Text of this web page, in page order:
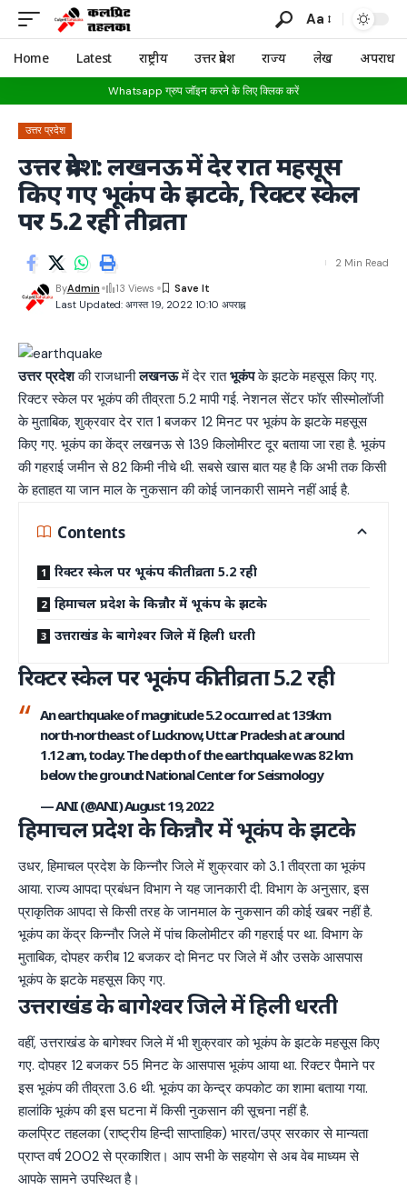
Aa
Home Latest राष्ट्रीय उत्तर प्रदेश राज्य लेख अपराध
Whatsapp ग्रुप जॉइन करने के लिए क्लिक करें
उत्तर प्रदेश
उत्तर प्रदेश: लखनऊ में देर रात महसूस
किए गए भूकंप के झटके, रिक्टर स्केल
पर 5.2 रही तीव्रता
Last Updated: अगस्त 19, 2022 10:10 अपराह्न
ByAdmin 13 Views
2 Min Read
उत्तर प्रदेशकी राजधानीलखनऊमें देर रातभूकंपके झटके महसूस किए गए.
रिक्टर स्केल पर भूकंप की तीव्रता 5.2 मापी गई. नेशनल सेंटर फॉर सीस्मोलॉजी
के मुताबिक, शुक्रवार देर रात 1 बजकर 12 मिनट पर भूकंप के झटके महसूस
किए गए. भूकंप का केंद्र लखनऊ से 139 किलोमीरट दूर बताया जा रहा है. भूकंप
की गहराई जमीन से 82 किमी नीचे थी. सबसे खास बात यह है कि अभी तक किसी
के हताहत या जान माल के नुकसान की कोई जानकारी सामने नहीं आई है.
Contents
रिक्टर स्केल पर भूकंप की तीव्रता 5.2 रही
हिमाचल प्रदेश के किन्नौर में भूकंप के झटके
उत्तराखंड के बागेश्वर जिले में हिली धरती
रिक्टर स्केल पर भूकंप की तीव्रता 5.2 रही
An earthquake of magnitude 5.2 occurred at 139km
north-northeast of Lucknow, Uttar Pradesh at around
1.12 am, today. The depth of the earthquake was 82 km
below the ground: National Center for Seismology
— ANI (@ANI)August 19, 2022
हिमाचल प्रदेश के किन्नौर में भूकंप के झटके
उधर, हिमाचल प्रदेश के किन्नौर जिले में शुक्रवार को 3.1 तीव्रता का भूकंप
आया. राज्य आपदा प्रबंधन विभाग ने यह जानकारी दी. विभाग के अनुसार, इस
प्राकृतिक आपदा से किसी तरह के जानमाल के नुकसान की कोई खबर नहीं है.
भूकंप का केंद्र किन्नौर जिले में पांच किलोमीटर की गहराई पर था. विभाग के
मुताबिक, दोपहर करीब 12 बजकर दो मिनट पर जिले में और उसके आसपास
भूकंप के झटके महसूस किए गए.
उत्तराखंड के बागेश्वर जिले में हिली धरती
वहीं, उत्तराखंड के बागेश्वर जिले में भी शुक्रवार को भूकंप के झटके महसूस किए
गए. दोपहर 12 बजकर 55 मिनट के आसपास भूकंप आया था. रिक्टर पैमाने पर
इस भूकंप की तीव्रता 3.6 थी. भूकंप का केन्द्र कपकोट का शामा बताया गया.
हालांकि भूकंप की इस घटना में किसी नुकसान की सूचना नहीं है.
कलप्रिट तहलका (राष्ट्रीय हिन्दी साप्ताहिक) भारत/उप्र सरकार से मान्यता
प्राप्त वर्ष 2002 से प्रकाशित। आप सभी के सहयोग से अब वेब माध्यम से
आपके सामने उपस्थित है।